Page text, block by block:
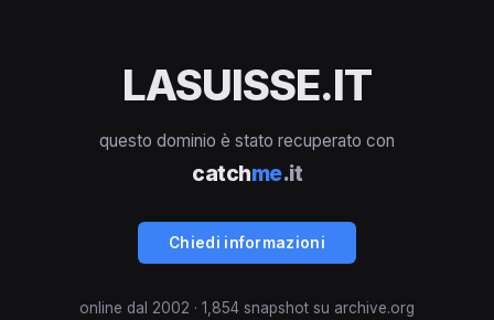
LASUISSE.IT
questo dominio è stato recuperato con
catchme.it
Chiedi informazioni
online dal 2002 · 1,854 snapshot su archive.org